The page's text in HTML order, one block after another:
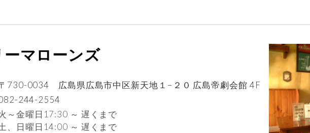
マローンズ
730-0034 広島県広島市中区新天地１−２０ 広島帝劇会館 4F
244-2554
～金曜日17:30 ～ 遅くまで
、日曜日14:00 ～ 遅くまで